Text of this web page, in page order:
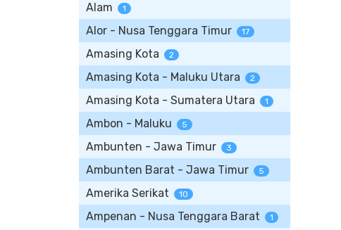
Alam 1
Alor - Nusa Tenggara Timur 17
Amasing Kota 2
Amasing Kota - Maluku Utara 2
Amasing Kota - Sumatera Utara 1
Ambon - Maluku 5
Ambunten - Jawa Timur 3
Ambunten Barat - Jawa Timur 5
Amerika Serikat 10
Ampenan - Nusa Tenggara Barat 1